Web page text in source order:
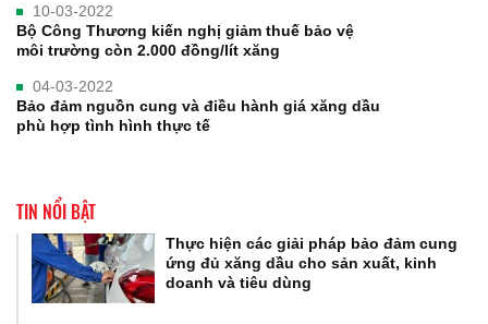
10-03-2022
Bộ Công Thương kiến nghị giảm thuế bảo vệ
môi trường còn 2.000 đồng/lít xăng
04-03-2022
Bảo đảm nguồn cung và điều hành giá xăng dầu
phù hợp tình hình thực tế
TIN NỔI BẬT
Thực hiện các giải pháp bảo đảm cung
ứng đủ xăng dầu cho sản xuất, kinh
doanh và tiêu dùng